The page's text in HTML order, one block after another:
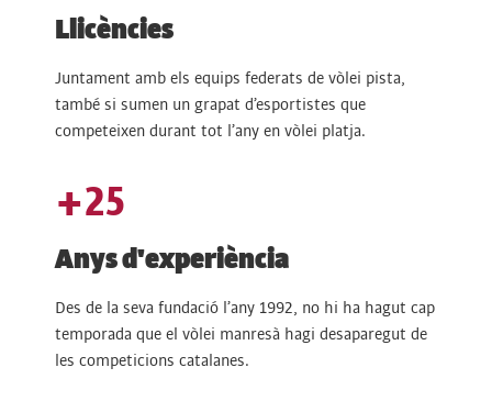
Llicències
Juntament amb els equips federats de vòlei pista,
també si sumen un grapat d’esportistes que
competeixen durant tot l’any en vòlei platja.
Anys d'experiència
+25
Des de la seva fundació l’any 1992, no hi ha hagut cap
temporada que el vòlei manresà hagi desaparegut de
les competicions catalanes.